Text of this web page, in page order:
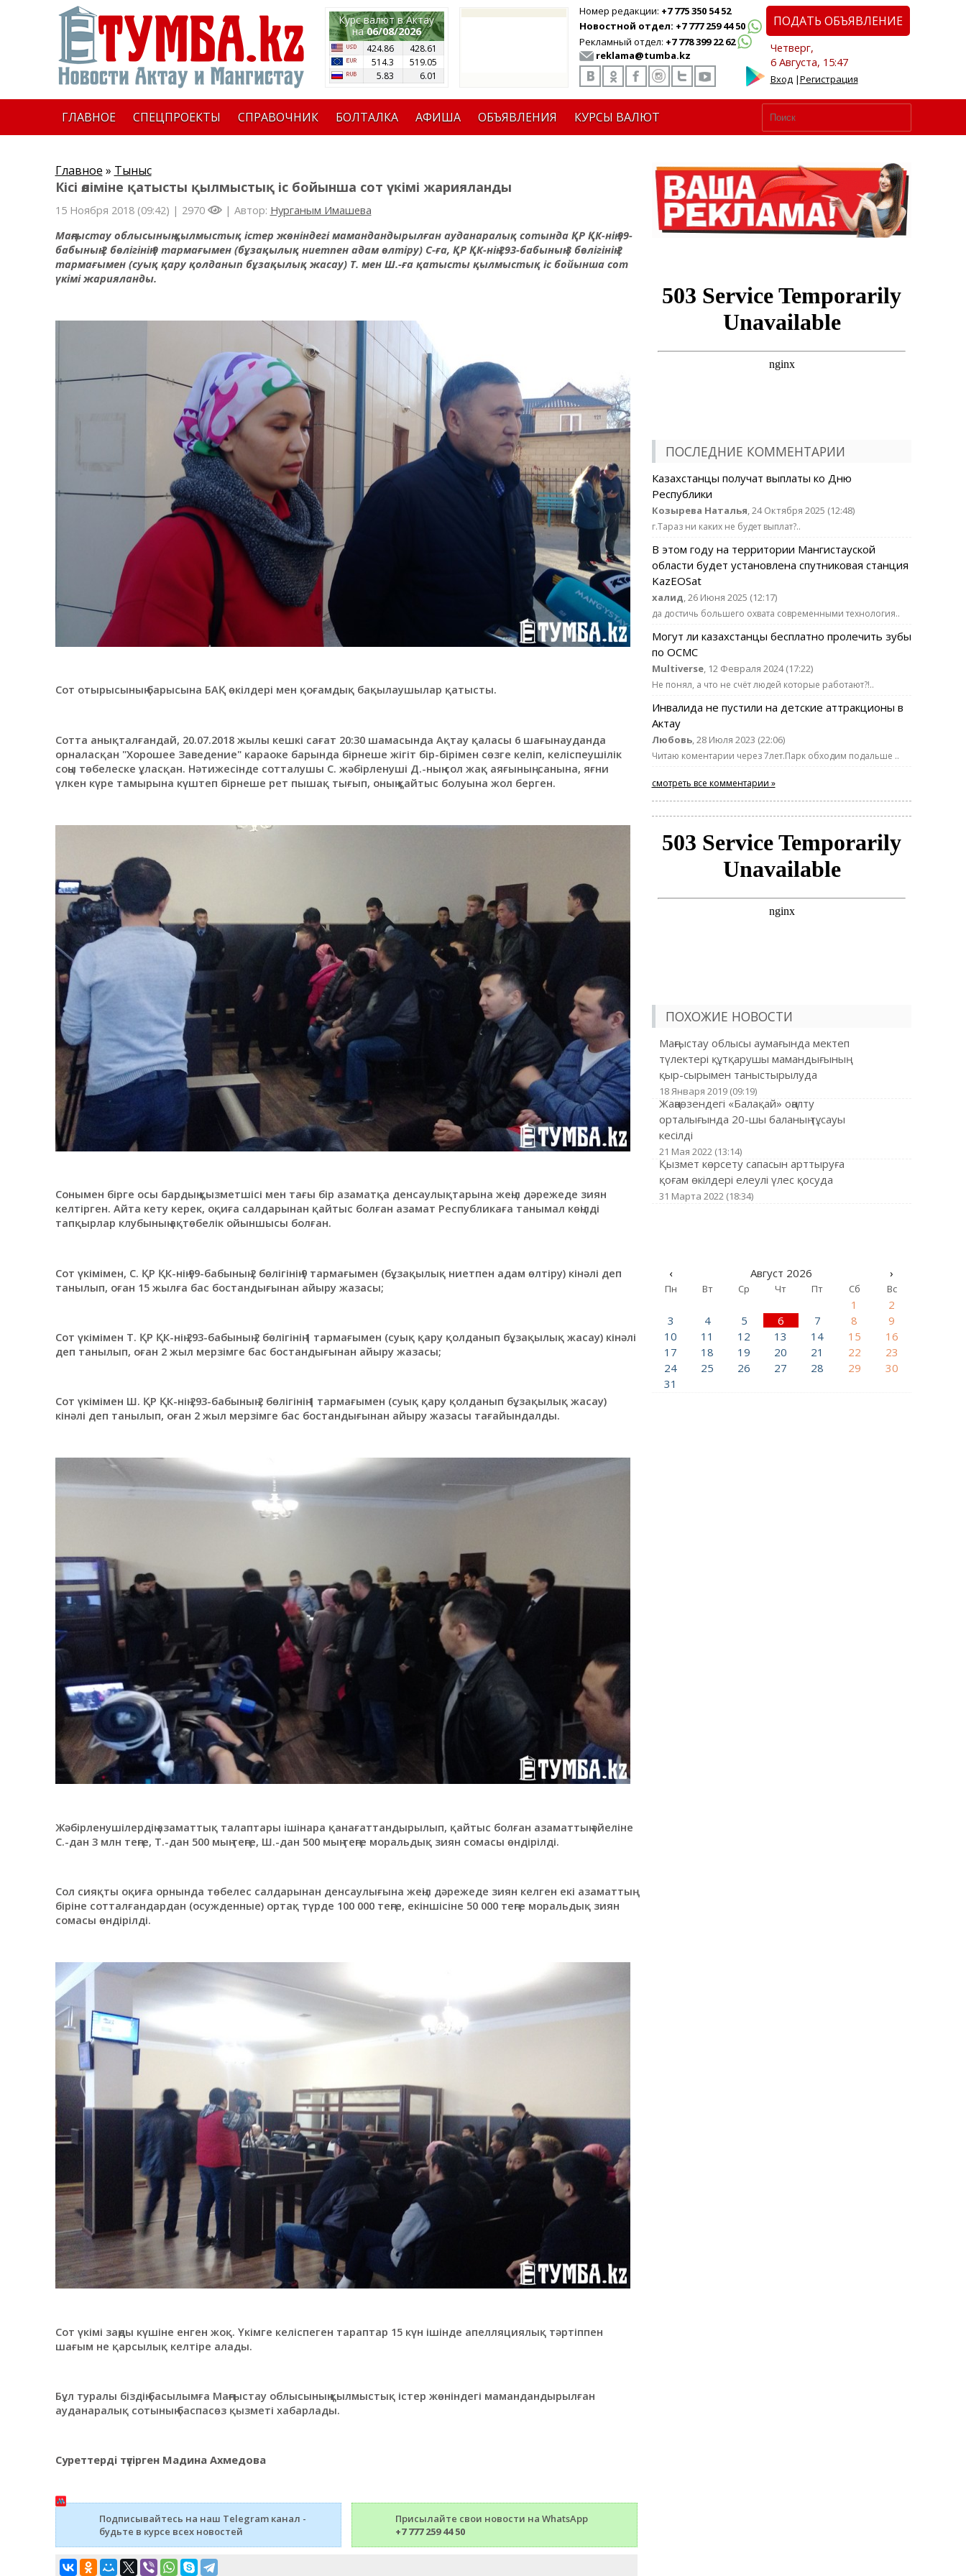
Курс валют в Актау
на06/08/2026
424.86
428.61
514.3
519.05
5.83
6.01
Номер редакции: +7 775 350 54 52
Новостной отдел: +7 777 259 44 50
Рекламный отдел: +7 778 399 22 62
reklama@tumba.kz
ПОДАТЬ ОБЪЯВЛЕНИЕ
Четверг,
6 Августа, 15:47
Вход|Регистрация
ГЛАВНОЕ СПЕЦПРОЕКТЫ СПРАВОЧНИК БОЛТАЛКА АФИША ОБЪЯВЛЕНИЯ КУРСЫ ВАЛЮТ
Главное » Тыныс
Кісі өліміне қатысты қылмыстық іс бойынша сот үкімі жарияланды
15 Ноября 2018 (09:42) | 2970 | Автор: Нурганым Имашева
Маңғыстау облысының қылмыстық істер жөніндегі мамандандырылған ауданаралық сотында ҚР ҚК-нің 99-
бабының 2 бөлігінің 9 тармағымен (бұзақылық ниетпен адам өлтіру) С-ға, ҚР ҚК-нің 293-бабының 3 бөлігінің 2
тармағымен (суық қару қолданып бұзақылық жасау) Т. мен Ш.-ға қатысты қылмыстық іс бойынша сот
үкімі жарияланды.
Сот отырысының барысына БАҚ өкілдері мен қоғамдық бақылаушылар қатысты.
Сотта анықталғандай, 20.07.2018 жылы кешкі сағат 20:30 шамасында Ақтау қаласы 6 шағынауданда
орналасқан "Хорошее Заведение" караоке барында бірнеше жігіт бір-бірімен сөзге келіп, келіспеушілік
соңы төбелеске ұласқан. Нәтижесінде сотталушы С. жәбірленуші Д.-ның сол жақ аяғының санына, яғни
үлкен күре тамырына күштеп бірнеше рет пышақ тығып, оның қайтыс болуына жол берген.
Сонымен бірге осы бардың қызметшісі мен тағы бір азаматқа денсаулықтарына жеңіл дәрежеде зиян
келтірген. Айта кету керек, оқиға салдарынан қайтыс болған азамат Республикаға танымал көңілді
тапқырлар клубының ақтөбелік ойыншысы болған.
Сот үкімімен, С. ҚР ҚК-нің 99-бабының 2 бөлігінің 9 тармағымен (бұзақылық ниетпен адам өлтіру) кінәлі деп
танылып, оған 15 жылға бас бостандығынан айыру жазасы;
Сот үкімімен Т. ҚР ҚК-нің 293-бабының 2 бөлігінің 1 тармағымен (суық қару қолданып бұзақылық жасау) кінәлі
деп танылып, оған 2 жыл мерзімге бас бостандығынан айыру жазасы;
Сот үкімімен Ш. ҚР ҚК-нің 293-бабының 2 бөлігінің 1 тармағымен (суық қару қолданып бұзақылық жасау)
кінәлі деп танылып, оған 2 жыл мерзімге бас бостандығынан айыру жазасы тағайындалды.
Жәбірленушілердің азаматтық талаптары ішінара қанағаттандырылып, қайтыс болған азаматтың әйеліне
С.-дан 3 млн теңге, Т.-дан 500 мың теңге, Ш.-дан 500 мың теңге моральдық зиян сомасы өндірілді.
Сол сияқты оқиға орнында төбелес салдарынан денсаулығына жеңіл дәрежеде зиян келген екі азаматтың
біріне сотталғандардан (осужденные) ортақ түрде 100 000 теңге, екіншісіне 50 000 теңге моральдық зиян
сомасы өндірілді.
Сот үкімі заңды күшіне енген жоқ. Үкімге келіспеген тараптар 15 күн ішінде апелляциялық тәртіппен
шағым не қарсылық келтіре алады.
Бұл туралы біздің басылымға Маңғыстау облысының қылмыстық істер жөніндегі мамандандырылған
ауданаралық сотының баспасөз қызметі хабарлады.
Суреттерді түсірген Мадина Ахмедова
Подписывайтесь на наш Telegram канал -
будьте в курсе всех новостей
Присылайте свои новости на WhatsApp
+7 777 259 44 50
ПОСЛЕДНИЕ КОММЕНТАРИИ
Казахстанцы получат выплаты ко Дню
Республики
Козырева Наталья, 24 Октября 2025 (12:48)
г.Тараз ни каких не будет выплат?..
В этом году на территории Мангистауской
области будет установлена спутниковая станция
KazEOSat
халид, 26 Июня 2025 (12:17)
да достичь большего охвата современными технология..
Могут ли казахстанцы бесплатно пролечить зубы
по ОСМС
Multiverse, 12 Февраля 2024 (17:22)
Не понял, а что не счёт людей которые работают?!..
Инвалида не пустили на детские аттракционы в
Актау
Любовь, 28 Июля 2023 (22:06)
Читаю коментарии через 7лет.Парк обходим подальше ..
смотреть все комментарии »
ПОХОЖИЕ НОВОСТИ
Маңғыстау облысы аумағында мектеп
түлектері құтқарушы мамандығының
қыр-сырымен таныстырылуда
18 Января 2019 (09:19)
Жаңаөзендегі «Балақай» оңалту
орталығында 20-шы баланың тұсауы
кесілді
21 Мая 2022 (13:14)
Қызмет көрсету сапасын арттыруға
қоғам өкілдері елеулі үлес қосуда
31 Марта 2022 (18:34)
‹ Август 2026 ›
Пн Вт Ср Чт Пт Сб Вс
1
2
3
4 5 6 7 8
9
10
11 12 13 14 15
16
17
18 19 20 21 22
23
24
25 26 27 28 29
30
31